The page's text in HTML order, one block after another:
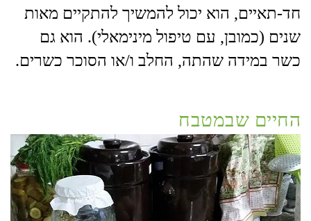
חד-תאיים, הוא יכול להמשיך להתקיים מאות
שנים (כמובן, עם טיפול מינימאלי). הוא גם
כשר במידה שהתה, החלב ו/או הסוכר כשרים.
החיים שבמטבח